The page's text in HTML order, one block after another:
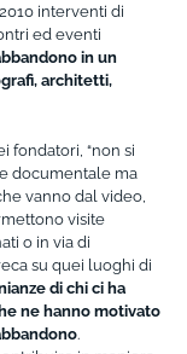
interventi di
ed eventi
in un
architetti,
fondatori, “non si
documentale ma
vanno dal video,
visite
o in via di
su quei luoghi di
di chi ci ha
ne hanno motivato
.